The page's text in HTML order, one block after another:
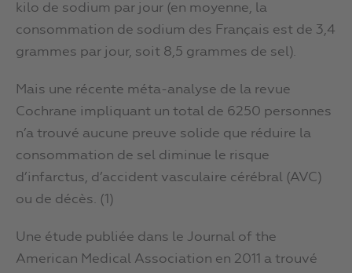
kilo de sodium par jour (en moyenne, la
consommation de sodium des Français est de 3,4
grammes par jour, soit 8,5 grammes de sel).
Mais une récente méta-analyse de la revue
Cochrane impliquant un total de 6250 personnes
n’a trouvé aucune preuve solide que réduire la
consommation de sel diminue le risque
d’infarctus, d’accident vasculaire cérébral (AVC)
ou de décès. (1)
Une étude publiée dans le Journal of the
American Medical Association en 2011 a trouvé